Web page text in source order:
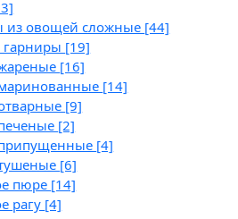
из овощей сложные [44]
[19]
[16]
[14]
[9]
[2]
[4]
[6]
пюре [14]
рагу [4]